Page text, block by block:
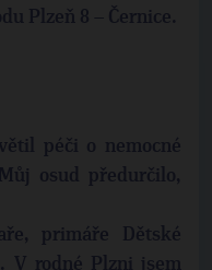
Plzeň 8 – Černice.
péči o nemocné
osud předurčilo,
primáře Dětské
V rodné Plzni jsem